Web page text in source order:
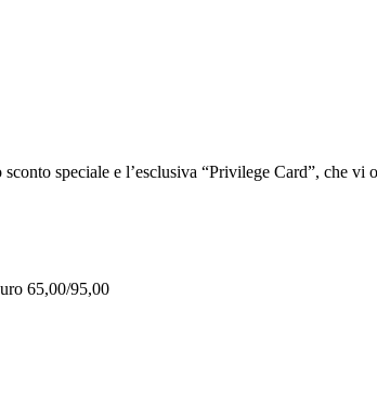
speciale e l’esclusiva “Privilege Card”, che vi
65,00/95,00